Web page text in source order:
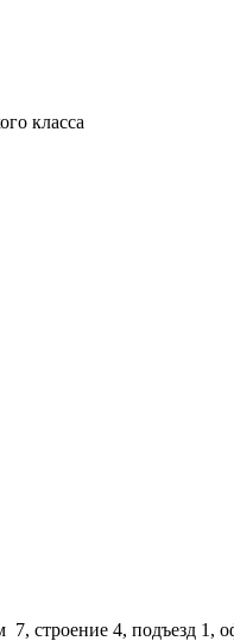
класса
7, строение 4, подъезд 1,